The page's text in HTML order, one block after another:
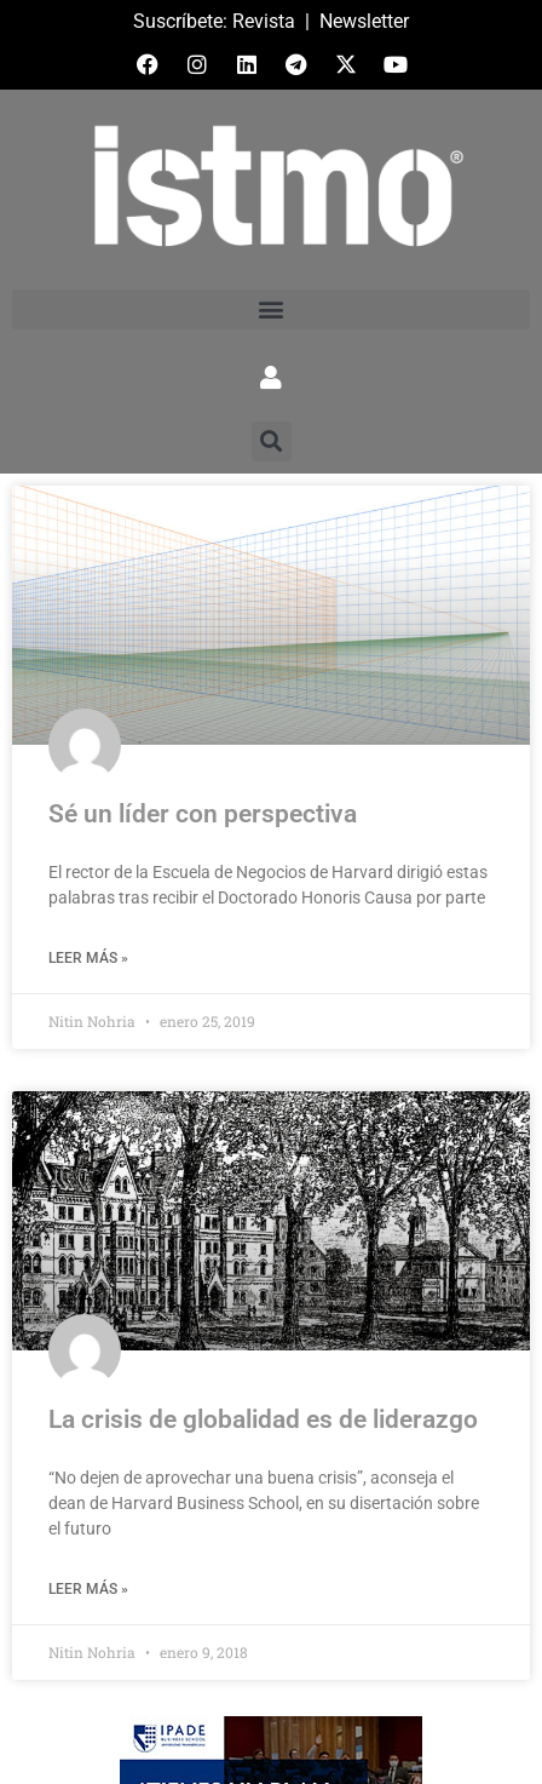
Suscríbete: Revista | Newsletter
Sé un líder con perspectiva
El rector de la Escuela de Negocios de Harvard dirigió estas
palabras tras recibir el Doctorado Honoris Causa por parte
LEER MÁS »
Nitin Nohria enero 25, 2019
La crisis de globalidad es de liderazgo
“No dejen de aprovechar una buena crisis”, aconseja el
dean de Harvard Business School, en su disertación sobre
el futuro
LEER MÁS »
Nitin Nohria enero 9, 2018